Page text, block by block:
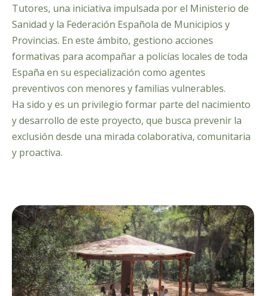
Tutores, una iniciativa impulsada por el Ministerio de
Sanidad y la Federación Española de Municipios y
Provincias. En este ámbito, gestiono acciones
formativas para acompañar a policías locales de toda
España en su especialización como agentes
preventivos con menores y familias vulnerables.
Ha sido y es un privilegio formar parte del nacimiento
y desarrollo de este proyecto, que busca prevenir la
exclusión desde una mirada colaborativa, comunitaria
y proactiva.